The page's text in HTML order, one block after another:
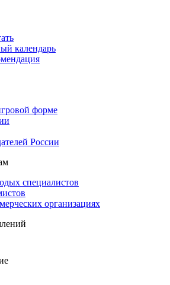
календарь
форме
России
специалистов
организациях